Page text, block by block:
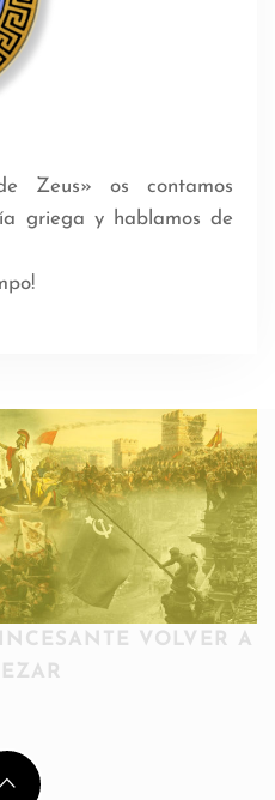
Zeus» os contamos
griega y hablamos de
VOLVER A